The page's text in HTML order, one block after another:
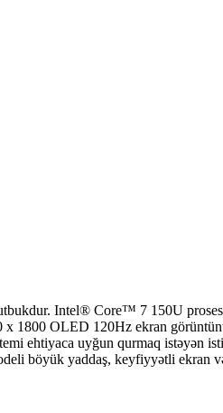
Intel® Core™ 7 150U
OLED 120Hz ekran görüntünü
ehtiyaca uyğun qurmaq istəyən
böyük yaddaş, keyfiyyətli ekran